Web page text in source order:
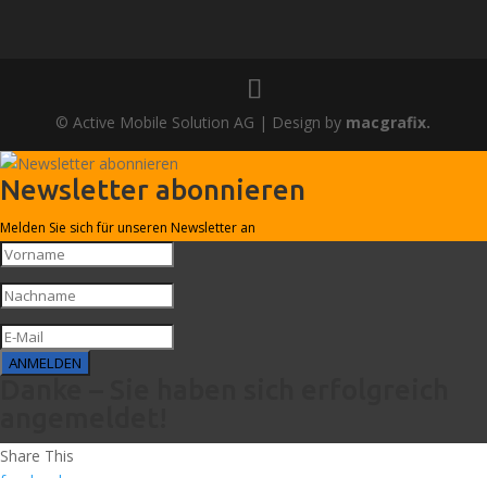
© Active Mobile Solution AG | Design by macgrafix.
Newsletter abonnieren
Melden Sie sich für unseren Newsletter an
ANMELDEN
Share This